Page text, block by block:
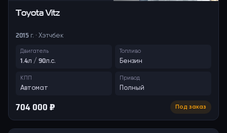
ToyotaVitz
2015 г. · Хэтчбек
Двигатель
1.4л / 90л.с.
Топливо
Бензин
КПП
Автомат
Привод
Полный
704 000 ₽ Под заказ